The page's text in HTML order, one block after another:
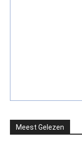
Meest Gelezen